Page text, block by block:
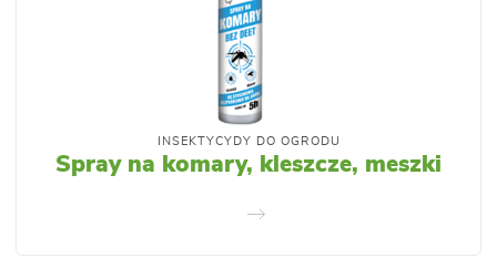
INSEKTYCYDY DO OGRODU
Spray na komary, kleszcze, meszki